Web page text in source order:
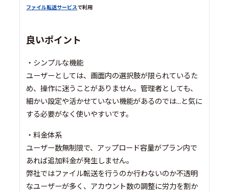
ファイル転送サービスで利用
良いポイント
・シンプルな機能
ユーザーとしては、画面内の選択肢が限られているた
め、操作に迷うことがありません。管理者としても、
細かい設定や活かせていない機能があるのでは...と気に
する必要がなく使いやすいです。
・料金体系
ユーザー数無制限で、アップロード容量がプラン内で
あれば追加料金が発生しません。
弊社ではファイル転送を行うのか行わないのか不透明
なユーザーが多く、アカウント数の調整に労力を割か